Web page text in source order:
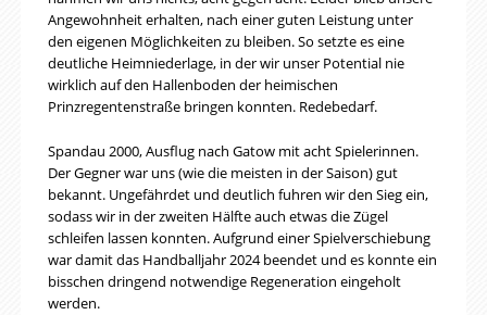
Angewohnheit erhalten, nach einer guten Leistung unter
den eigenen Möglichkeiten zu bleiben. So setzte es eine
deutliche Heimniederlage, in der wir unser Potential nie
wirklich auf den Hallenboden der heimischen
Prinzregentenstraße bringen konnten. Redebedarf.
Spandau 2000, Ausflug nach Gatow mit acht Spielerinnen.
Der Gegner war uns (wie die meisten in der Saison) gut
bekannt. Ungefährdet und deutlich fuhren wir den Sieg ein,
sodass wir in der zweiten Hälfte auch etwas die Zügel
schleifen lassen konnten. Aufgrund einer Spielverschiebung
war damit das Handballjahr 2024 beendet und es konnte ein
bisschen dringend notwendige Regeneration eingeholt
werden.